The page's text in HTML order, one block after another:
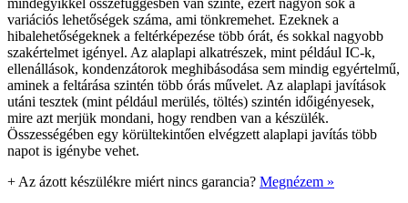
variációs lehetőségek száma, ami tönkremehet. Ezeknek a
hibalehetőségeknek a feltérképezése több órát, és sokkal nagyobb
szakértelmet igényel. Az alaplapi alkatrészek, mint például IC-k,
ellenállások, kondenzátorok meghibásodása sem mindig egyértelmű,
aminek a feltárása szintén több órás művelet. Az alaplapi javítások
utáni tesztek (mint például merülés, töltés) szintén időigényesek,
mire azt merjük mondani, hogy rendben van a készülék.
Összességében egy körültekintően elvégzett alaplapi javítás több
napot is igénybe vehet.
+ Az ázott készülékre miért nincs garancia? Megnézem »